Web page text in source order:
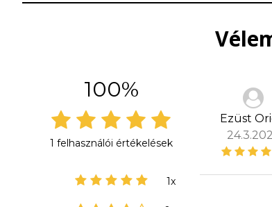
100%
1 felhasználói értékelések
1x
Ezüst